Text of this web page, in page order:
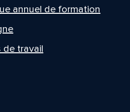
annuel de formation
de travail